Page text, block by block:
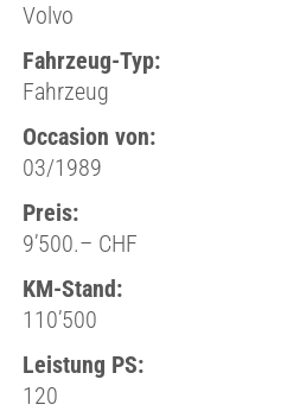
Volvo
Fahrzeug-Typ:
Fahrzeug
Occasion von:
03/1989
Preis:
9’500.– CHF
KM-Stand:
110’500
Leistung PS:
120